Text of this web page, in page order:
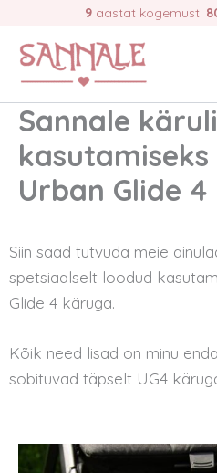
content
9 aastat kogemust.
Sannale
kasutamiseks
Urban Glide
Siin saad tutvuda meie
spetsiaalselt loodud
Glide 4 käruga.
Kõik need lisad on minu
sobituvad täpselt UG4